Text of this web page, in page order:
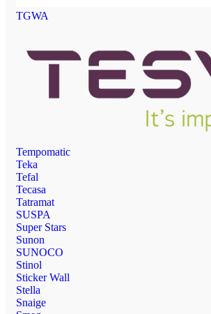
TGWA
Tempomatic
Teka
Tefal
Tecasa
Tatramat
SUSPA
Super Stars
Sunon
SUNOCO
Stinol
Sticker Wall
Stella
Snaige